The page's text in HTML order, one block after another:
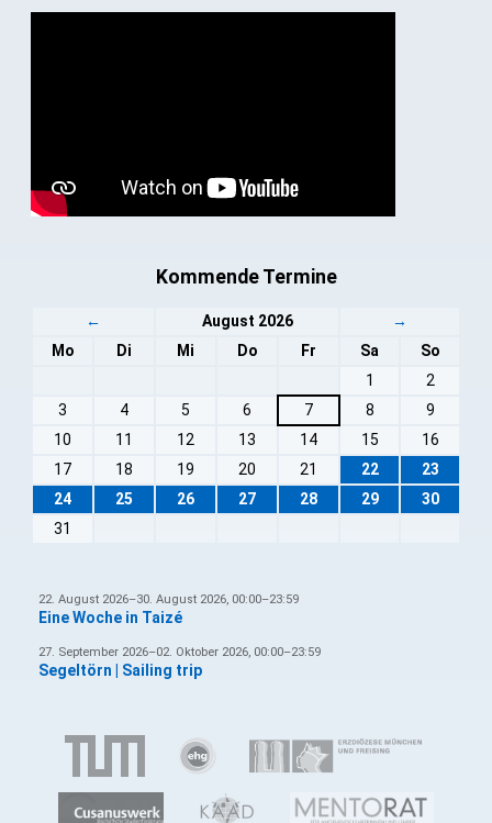
Kommende Termine
← August 2026
→
Mo
Di Mi Do Fr Sa
So
1
2
3
4 5 6 7 8
9
10
11 12 13 14 15
16
17
18 19 20 21 22
23
24
25 26 27 28 29
30
31
22. August 2026–30. August 2026, 00:00–23:59
Eine Woche in Taizé
27. September 2026–02. Oktober 2026, 00:00–23:59
Segeltörn | Sailing trip